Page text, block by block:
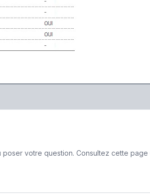
votre question. Consultez cette